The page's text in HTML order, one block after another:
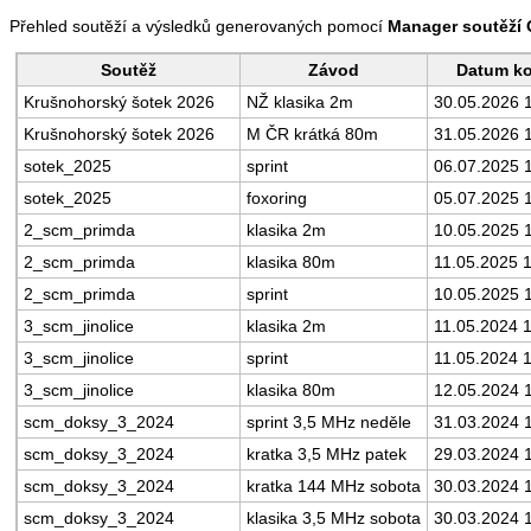
Přehled soutěží a výsledků generovaných pomocí Manager soutěží
Soutěž Závod
Datum
Krušnohorský šotek 2026
NŽ klasika 2m
30.05.2026
Krušnohorský šotek 2026
M ČR krátká 80m
31.05.2026
sotek_2025
sprint
06.07.2025
sotek_2025
foxoring
05.07.2025
2_scm_primda
klasika 2m
10.05.2025
2_scm_primda
klasika 80m
11.05.2025
2_scm_primda
sprint
10.05.2025
3_scm_jinolice
klasika 2m
11.05.2024
3_scm_jinolice
sprint
11.05.2024
3_scm_jinolice
klasika 80m
12.05.2024
scm_doksy_3_2024
sprint 3,5 MHz neděle
31.03.2024
scm_doksy_3_2024
kratka 3,5 MHz patek
29.03.2024
scm_doksy_3_2024
kratka 144 MHz sobota
30.03.2024
scm_doksy_3_2024
klasika 3,5 MHz sobota 30.03.2024